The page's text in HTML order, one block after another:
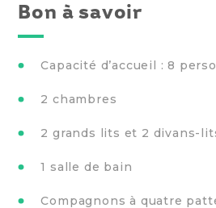
Bon à savoir
Capacité d’accueil : 8
2 chambres
2 grands lits et 2 divans-
1 salle de bain
Compagnons à quatre